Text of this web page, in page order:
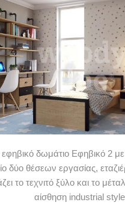
εφηβικό δωμάτιο Εφηβικό 2
δύο θέσεων εργασίας,
το τεχνιτό ξύλο και το
αίσθηση industrial